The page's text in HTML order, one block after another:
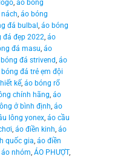
, áo bóng
, áo bóng
đá bulbal , áo bóng
đá đẹp 2022, áo
đá masu, áo
đá strivend, áo
đá trẻ ẹm đội
kế, áo bóng rổ
chính hãng, áo
ở bình định, áo
lông yonex, áo cầu
, áo điền kinh, áo
quốc gia, áo điền
áo nhóm, ÁO PHƯỢT,